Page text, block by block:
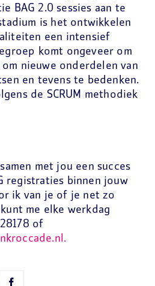
BAG 2.0 sessies aan te
is het ontwikkelen
een intensief
komt ongeveer om
nieuwe onderdelen van
en tevens te bedenken.
de SCRUM methodiek
met jou een succes
registraties binnen jouw
ik van je of je net zo
me elke werkdag
of